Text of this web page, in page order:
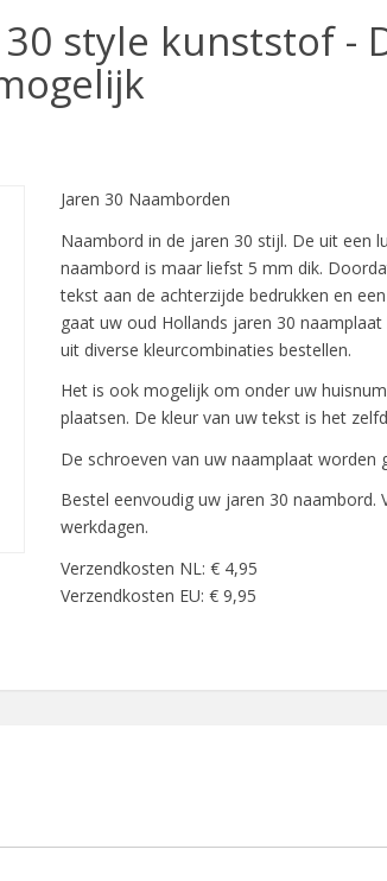
style kunststof -
Jaren 30 Naamborden
Naambord in de jaren 30 stijl. De uit een
naambord is maar liefst 5 mm dik.
tekst aan de achterzijde bedrukken en
gaat uw oud Hollands jaren 30
uit diverse kleurcombinaties bestellen.
Het is ook mogelijk om onder uw
plaatsen. De kleur van uw tekst is het
De schroeven van uw naamplaat worden
Bestel eenvoudig uw jaren 30 naambord.
werkdagen.
Verzendkosten NL: € 4,95
Verzendkosten EU: € 9,95